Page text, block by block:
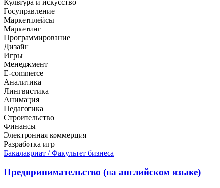
Культура и искусство
Госуправление
Маркетплейсы
Маркетинг
Программирование
Дизайн
Игры
Менеджмент
E-commerce
Аналитика
Лингвистика
Анимация
Педагогика
Строительство
Финансы
Электронная коммерция
Разработка игр
Бакалавриат / Факультет бизнеса
Предпринимательство (на английском языке)